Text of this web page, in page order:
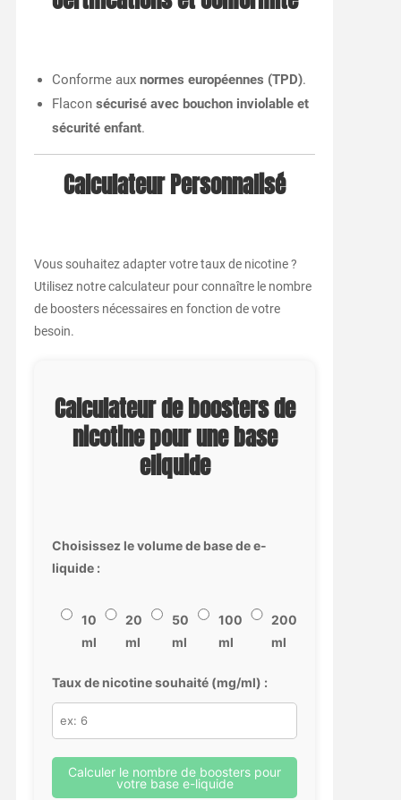
Conforme aux normes européennes (TPD).
Flacon sécurisé avec bouchon inviolable et
sécurité enfant.
Calculateur Personnalisé
Vous souhaitez adapter votre taux de nicotine ?
Utilisez notre calculateur pour connaître le nombre
de boosters nécessaires en fonction de votre
besoin.
Calculateur de boosters de
nicotine pour une base
eliquide
Choisissez le volume de base de e-
liquide :
10
ml
20
ml
50
ml
100
ml
200
ml
Taux de nicotine souhaité (mg/ml) :
Calculer le nombre de boosters pour
votre base e-liquide